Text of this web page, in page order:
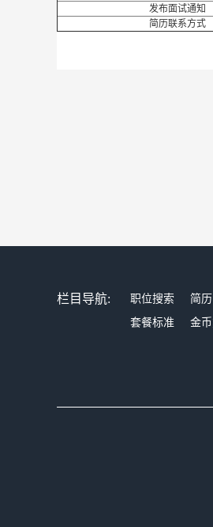
发布面试通知
简历联系方式
栏目导航: 职位搜索 简
套餐标准
金